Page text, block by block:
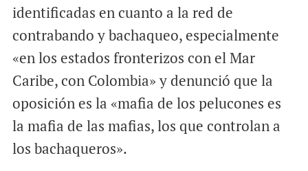
identificadas en cuanto a la red de
contrabando y bachaqueo, especialmente
«en los estados fronterizos con el Mar
Caribe, con Colombia» y denunció que la
oposición es la «mafia de los pelucones es
la mafia de las mafias, los que controlan a
los bachaqueros».